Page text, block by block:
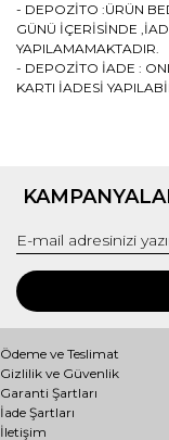
- DEPOZİTO :ÜRÜN
GÜNÜ İÇERİSİNDE
YAPILAMAMAKTADIR.
- DEPOZİTO İADE :
KARTI İADESİ
Görüş ve
Ürün resmi
Ürün
Ürün fiyatı diğer
Bu ürüne benzer
Ödeme ve Teslimat
Gizlilik ve Güvenlik
Garanti Şartları
İade Şartları
İletişim